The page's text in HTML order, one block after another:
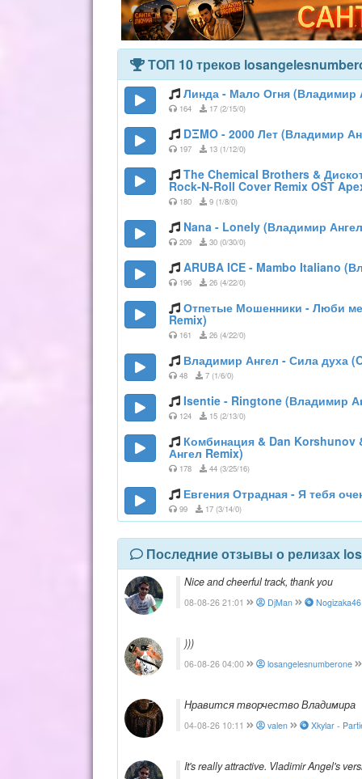
ТОП 10 треков
Линда - Мало Огня (Владимир
164 17 (2/15/0)
DΞMO - 2000 Лет (Владимир
197 13 (1/12/0)
The Chemical Brothers &
Rock-N-Roll Cover Remix OST
180 9 (1/8/0)
Nana - Lonely (Владимир
209 30 (0/30/0)
ARUBA ICE - Mambo Italiano
196 26 (4/22/0)
Отпетые Мошенники - Люби
Remix)
161 26 (4/22/0)
Владимир Ангел - Сила духа
48 7 (1/6/0)
Isentie - Ringtone (Владимир
124 15 (2/13/0)
Комбинация & Dan
Ангел Remix)
178 44 (3/25/16)
Евгения Отрадная - Я тебя
99 17 (3/14/0)
Последние отзывы о релизах
Nice and cheerful track, thank you
08-08-26 21:01 DjMan
)))
06-08-26 04:00 losangelesnumberone
Нравится творчество Владимира
04-08-26 10:11 valen Xkylar -
It's really attractive. Vladimir Angel's